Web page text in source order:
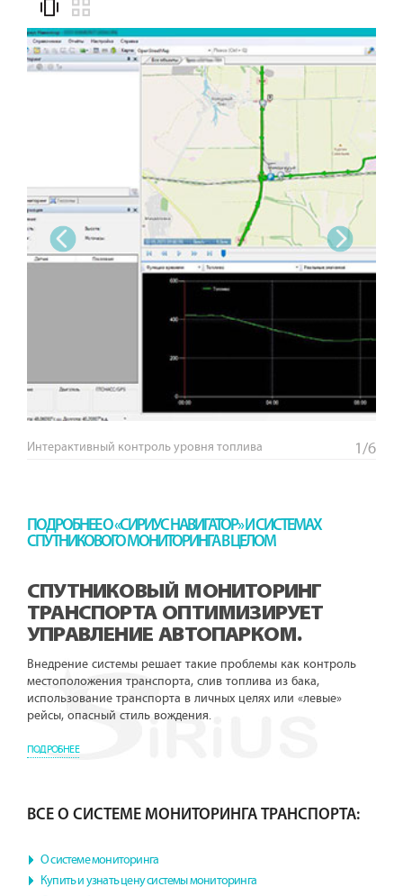
‹ ›
Интерактивный контроль уровня топлива 1/6
ПОДРОБНЕЕ О «СИРИУС НАВИГАТОР» И СИСТЕМАХ
СПУТНИКОВОГО МОНИТОРИНГА В ЦЕЛОМ
СПУТНИКОВЫЙ МОНИТОРИНГ
ТРАНСПОРТА ОПТИМИЗИРУЕТ
УПРАВЛЕНИЕ АВТОПАРКОМ.
Внедрение системы решает такие проблемы как контроль
местоположения транспорта, слив топлива из бака,
использование транспорта в личных целях или «левые»
рейсы, опасный стиль вождения.
ПОДРОБНЕЕ
ВСЕ О СИСТЕМЕ МОНИТОРИНГА ТРАНСПОРТА:
О системе мониторинга
Купить и узнать цену системы мониторинга